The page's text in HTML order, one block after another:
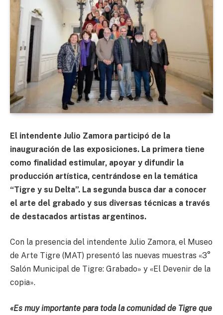
El intendente Julio Zamora participó de la
inauguración de las exposiciones. La primera tiene
como finalidad estimular, apoyar y difundir la
producción artística, centrándose en la temática
“Tigre y su Delta”. La segunda busca dar a conocer
el arte del grabado y sus diversas técnicas a través
de destacados artistas argentinos.
Con la presencia del intendente Julio Zamora, el Museo
de Arte Tigre (MAT) presentó las nuevas muestras «3°
Salón Municipal de Tigre: Grabado» y «El Devenir de la
copia».
«Es muy importante para toda la comunidad de Tigre que